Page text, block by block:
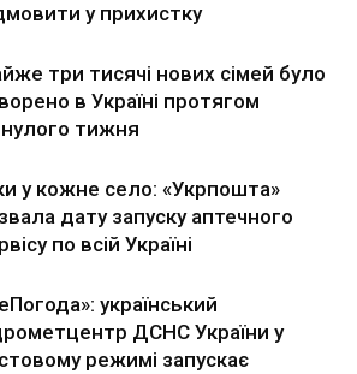
у прихистку
три тисячі нових сімей було
в Україні протягом
тижня
у кожне село: «Укрпошта»
дату запуску аптечного
по всій Україні
український
ДСНС України у
режимі запускає